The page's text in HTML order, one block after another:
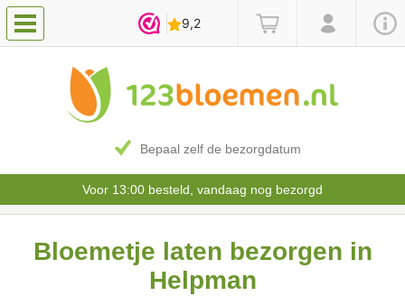
Bepaal zelf de bezorgdatum
Voor 13:00 besteld, vandaag nog bezorgd
Bloemetje laten bezorgen in
Helpman